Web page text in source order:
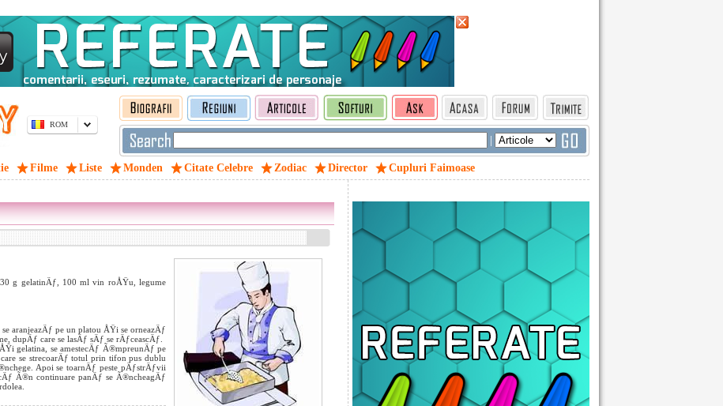
ROM
|
Filme Liste Monden Citate Celebre Zodiac Director Cupluri Faimoase
g gelatinÄƒ, 100 ml vin roÅŸu, legume
aranjeazÄƒ pe un platou ÅŸi se orneazÄƒ
dupÄƒ care se lasÄƒ sÄƒ se rÄƒceascÄƒ.
gelatina, se amestecÄƒ Ã®mpreunÄƒ pe
se strecoarÄƒ totul prin tifon pus dublu
Apoi se toarnÄƒ peste pÄƒstrÄƒvii
Ã®n continuare panÄƒ se Ã®ncheagÄƒ